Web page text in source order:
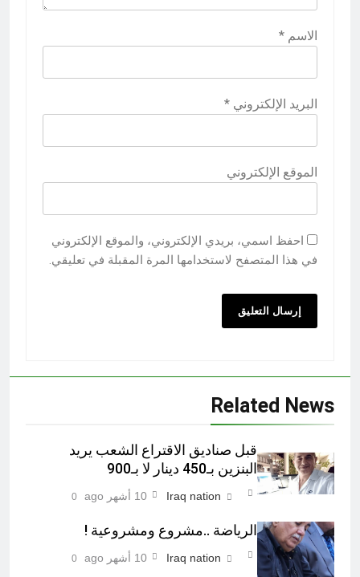
الاسم *
البريد الإلكتروني *
الموقع الإلكتروني
احفظ اسمي، بريدي الإلكتروني، والموقع الإلكتروني
في هذا المتصفح لاستخدامها المرة المقبلة في تعليقي.
Related News
قبل صناديق الاقتراع الشعب يريد
البنزين بـ450 دينار لا بـ900
Iraq nation 10 أشهر ago 0
الرياضة ..مشروع ومشروعية !
Iraq nation 10 أشهر ago 0